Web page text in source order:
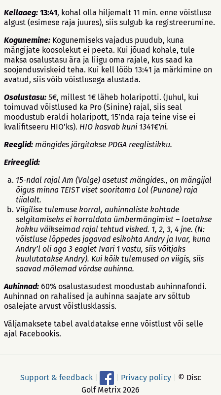
Kellaaeg: 13:41, kohal olla hiljemalt 11 min. enne võistluse
algust (esimese raja juures), siis sulgub ka registreerumine.
Kogunemine: Kogunemiseks vajadus puudub, kuna
mängijate koosolekut ei peeta. Kui jõuad kohale, tule
maksa osalustasu ära ja liigu oma rajale, kus saad ka
soojendusviskeid teha. Kui kell lööb 13:41 ja märkimine on
avatud, siis võib võistlusega alustada.
Osalustasu: 5€, millest 1€ läheb holaripotti. (Juhul, kui
toimuvad võistlused ka Pro (Sinine) rajal, siis seal
moodustub eraldi holaripott, 15’nda raja teine vise ei
kvalifitseeru HIO’ks). HIO kasvab kuni 1341€'ni.
Reeglid: mängides järgitakse PDGA reeglistikku.
Erireeglid:
15-ndal rajal Am (Valge) asetust mängides., on mängijal
õigus minna TEIST viset sooritama Lol (Punane) raja
tiialalt.
Viigilise tulemuse korral, auhinnaliste kohtade
selgitamiseks ei korraldata ümbermängimist – loetakse
kokku väikseimad rajal tehtud visked. 1, 2, 3, 4 jne. (N:
võistluse lõppedes jagavad esikohta Andry ja Ivar, kuna
Andry’l oli aga 3 eaglet Ivari 1 vastu, siis võitjaks
kuulutatakse Andry). Kui kõik tulemused on viigis, siis
saavad mõlemad võrdse auhinna.
Auhinnad: 60% osalustasudest moodustab auhinnafondi.
Auhinnad on rahalised ja auhinna saajate arv sõltub
osalejate arvust võistlusklassis.
Väljamaksete tabel avaldatakse enne võistlust või selle
ajal Facebookis.
Support & feedback Privacy policy
© Disc
Golf Metrix 2026